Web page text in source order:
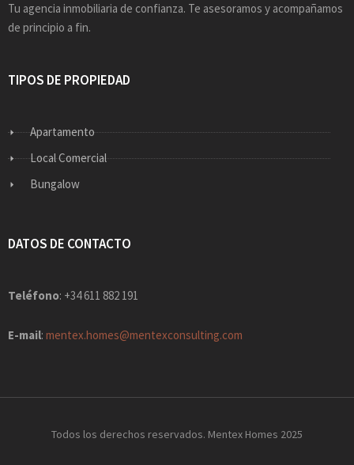
Tu agencia inmobiliaria de confianza. Te asesoramos y acompañamos
de principio a fin.
TIPOS DE PROPIEDAD
Apartamento
Local Comercial
Bungalow
DATOS DE CONTACTO
Teléfono: +34 611 882 191
E-mail: mentex.homes@mentexconsulting.com
Todos los derechos reservados. Mentex Homes 2025